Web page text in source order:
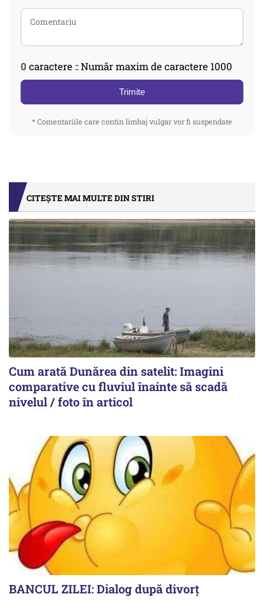
0 caractere :: Număr maxim de caractere 1000
Trimite
* Comentariile care contin limbaj vulgar vor fi suspendate
CITEȘTE MAI MULTE DIN STIRI
Cum arată Dunărea din satelit: Imagini
comparative cu fluviul înainte să scadă
nivelul / foto în articol
BANCUL ZILEI: Dialog după divorț